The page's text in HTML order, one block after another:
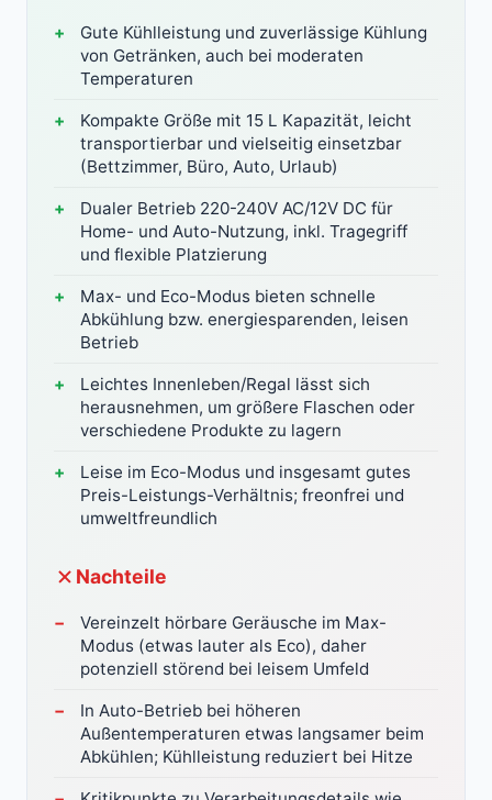
Gute Kühlleistung und zuverlässige Kühlung
von Getränken, auch bei moderaten
Temperaturen
Kompakte Größe mit 15 L Kapazität, leicht
transportierbar und vielseitig einsetzbar
(Bettzimmer, Büro, Auto, Urlaub)
Dualer Betrieb 220-240V AC/12V DC für
Home- und Auto-Nutzung, inkl. Tragegriff
und flexible Platzierung
Max- und Eco-Modus bieten schnelle
Abkühlung bzw. energiesparenden, leisen
Betrieb
Leichtes Innenleben/Regal lässt sich
herausnehmen, um größere Flaschen oder
verschiedene Produkte zu lagern
Leise im Eco-Modus und insgesamt gutes
Preis-Leistungs-Verhältnis; freonfrei und
umweltfreundlich
Nachteile
Vereinzelt hörbare Geräusche im Max-
Modus (etwas lauter als Eco), daher
potenziell störend bei leisem Umfeld
In Auto-Betrieb bei höheren
Außentemperaturen etwas langsamer beim
Abkühlen; Kühlleistung reduziert bei Hitze